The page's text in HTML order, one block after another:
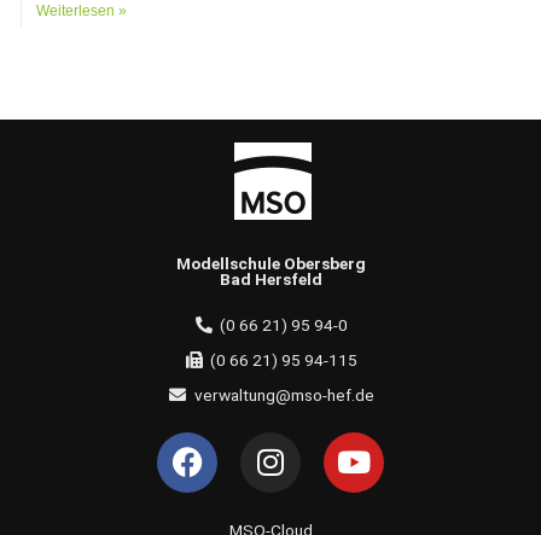
Weiterlesen »
Modellschule Obersberg
Bad Hersfeld
(0 66 21) 95 94-0
(0 66 21) 95 94-115
verwaltung@mso-hef.de
F
a
I
n
Y
o
MSO-Cloud